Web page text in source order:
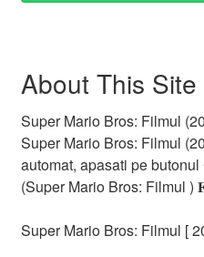
About This Site
Super Mario Bros: Filmul
Super Mario Bros: Filmul
automat, apasati pe
(Super Mario Bros: Filmul )
Super Mario Bros: Filmul [